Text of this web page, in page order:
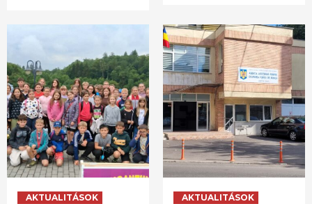
AKTUALITÁSOK
AKTUALITÁSOK